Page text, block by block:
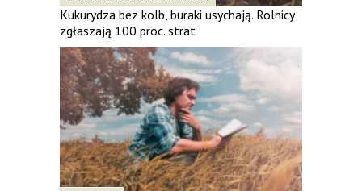
Kukurydza bez kolb, buraki usychają. Rolnicy
zgłaszają 100 proc. strat